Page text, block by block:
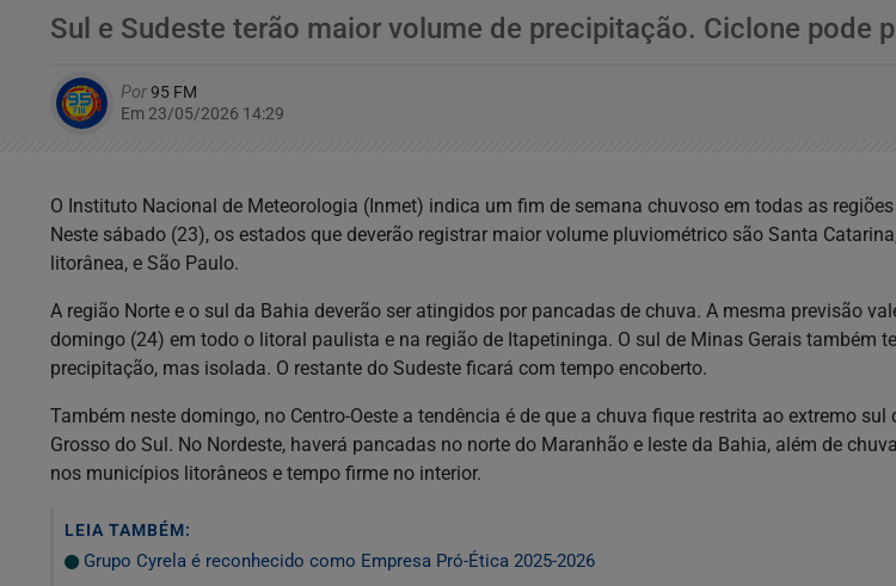
Sul e Sudeste terão maior volume de precipitação. Ciclone pode
Por95 FM
Em 23/05/2026 14:29
O Instituto Nacional de Meteorologia (Inmet) indica um fim de semana chuvoso em todas as
Neste sábado (23), os estados que deverão registrar maior volume pluviométrico são Santa
litorânea, e São Paulo.
A região Norte e o sul da Bahia deverão ser atingidos por pancadas de chuva. A mesma previsão
domingo (24) em todo o litoral paulista e na região de Itapetininga. O sul de Minas Gerais também
precipitação, mas isolada. O restante do Sudeste ficará com tempo encoberto.
Também neste domingo, no Centro-Oeste a tendência é de que a chuva fique restrita ao extremo sul
Grosso do Sul. No Nordeste, haverá pancadas no norte do Maranhão e leste da Bahia, além de
nos municípios litorâneos e tempo firme no interior.
LEIA TAMBÉM:
Grupo Cyrela é reconhecido como Empresa Pró-Ética 2025-2026